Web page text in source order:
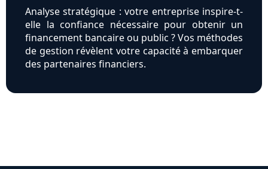
Analyse stratégique : votre entreprise inspire-t-
elle la confiance nécessaire pour obtenir un
financement bancaire ou public ? Vos méthodes
de gestion révèlent votre capacité à embarquer
des partenaires financiers.